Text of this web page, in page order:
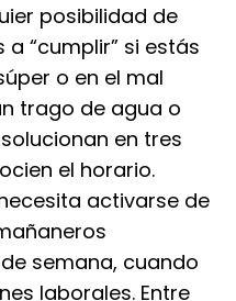
posibilidad de
“cumplir” si estás
o en el mal
trago de agua o
en tres
el horario.
activarse de
semana, cuando
laborales. Entre